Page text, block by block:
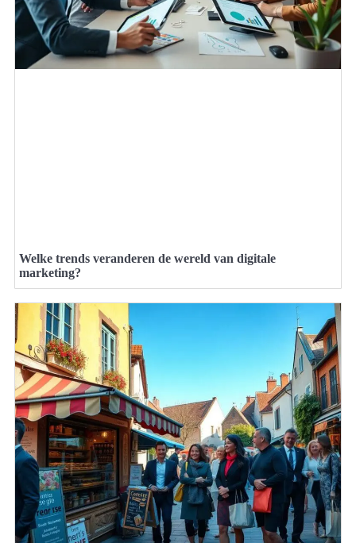
Welke trends veranderen de wereld van digitale
marketing?